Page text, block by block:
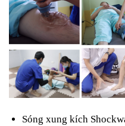
Sóng xung kích